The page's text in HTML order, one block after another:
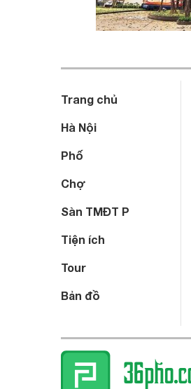
Trang chủ
Hà Nội
Phố
Chợ
Sàn TMĐT P
Tiện ích
Tour
Bản đồ